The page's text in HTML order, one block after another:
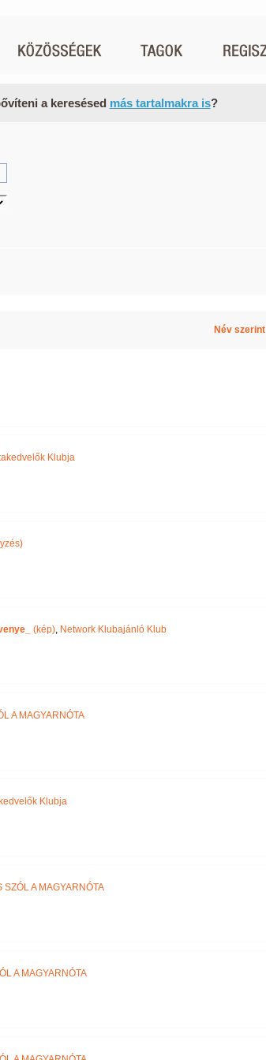
a keresésed más tartalmakra is?
Név szerint
Klubja
(kép), Network Klubajánló Klub
A MAGYARNÓTA
Klubja
SZÓL A MAGYARNÓTA
A MAGYARNÓTA